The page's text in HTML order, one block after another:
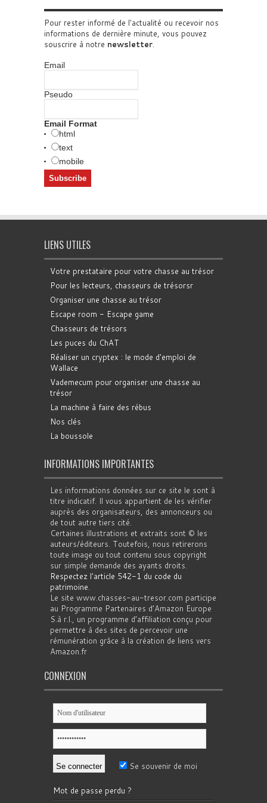
Pour rester informé de l'actualité ou recevoir nos
informations de dernière minute, vous pouvez
souscrire à notre newsletter.
Email
Pseudo
Email Format
html
text
mobile
LIENS UTILES
Votre prestataire pour votre chasse au trésor
Pour les lecteurs, chasseurs de trésorsr
Organiser une chasse au trésor
Escape room - Escape game
Chasseurs de trésors
Les puces du ChAT
Réaliser un cryptex : le mode d'emploi de
Wallace
Vademecum pour organiser une chasse au
trésor
La machine à faire des rébus
Nos clés
La boussole
INFORMATIONS IMPORTANTES
Les informations données sur ce site le sont à
titre indicatif. Il vous appartient de les vérifier
auprès des organisateurs, des annonceurs ou
de tout autre tiers cité.
Certaines illustrations et extraits sont © les
auteurs/éditeurs. Toutefois, nous retirerons
toute image ou tout contenu sous copyright
sur simple demande des ayants droits.
Respectez l'article 542-1 du code du
patrimoine.
Le site www.chasses-au-tresor.com participe
au Programme Partenaires d’Amazon Europe
S.à r.l., un programme d’affiliation conçu pour
permettre à des sites de percevoir une
rémunération grâce à la création de liens vers
Amazon.fr
CONNEXION
Se souvenir de moi
Mot de passe perdu ?